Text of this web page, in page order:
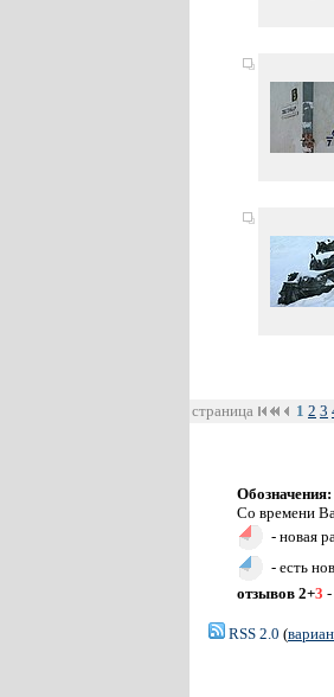
страница 1 2 3
Обозначения:
Со времени
- новая
- есть
отзывов 2+3
RSS 2.0 (